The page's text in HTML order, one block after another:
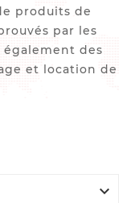
produits de
par les
des
et location de
